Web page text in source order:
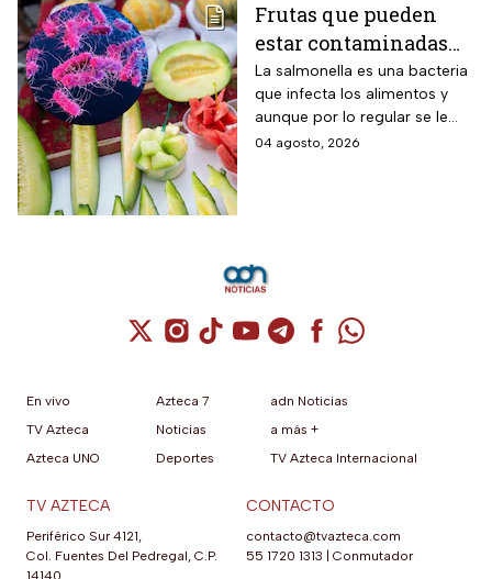
Frutas que pueden
estar contaminadas
de salmonella y cómo
protegerte del
contagio
La salmonella es una bacteria
que infecta los alimentos y
aunque por lo regular se le
relaciona con el huevo,
04 agosto, 2026
Cuenta de X / Twitter (se abre en una
Cuenta de Instagram (se abre en una
Cuenta de TikTok (se abre en
Cuenta de YouTube (se abre
Cuenta de Telegram (se
Cuenta de
Cuenta de
En vivo
TV Azteca
Azteca UNO
Azteca 7
Noticias
Deportes
adn Noticias
a más +
TV Azteca Internacional
TV AZTECA
Periférico Sur 4121,
Col. Fuentes Del Pedregal, C.P.
14140,
CONTACTO
contacto@tvazteca.com
55 1720 1313
Conmutador